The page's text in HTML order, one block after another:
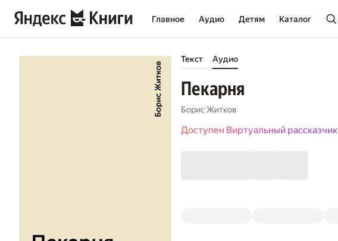
Главное Аудио Детям Каталог
Текст Аудио
Пекарня
Борис Житков
Доступен Виртуальный рассказчик